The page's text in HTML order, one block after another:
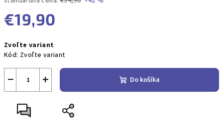
€19,90
cena:
Zvoľte variant
Kód: Zvoľte variant
+
− Do košíka